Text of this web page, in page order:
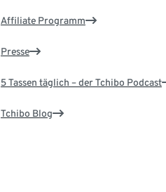
Affiliate Programm
Presse
5 Tassen täglich – der Tchibo Podcast
Tchibo Blog